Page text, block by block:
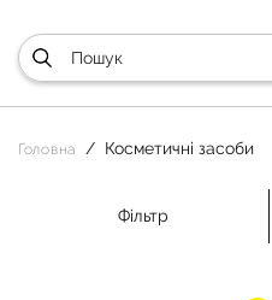
Головна Косметичні засоби
Фільтр